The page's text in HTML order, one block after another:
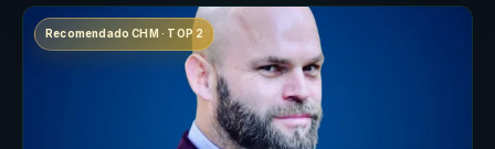
Recomendado CHM · TOP 2